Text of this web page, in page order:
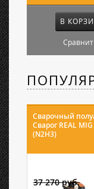
В
Сварочный
Сварог REAL
(N2H3)
37 270 руб.